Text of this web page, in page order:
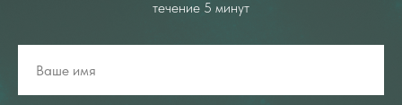
течение 5 минут